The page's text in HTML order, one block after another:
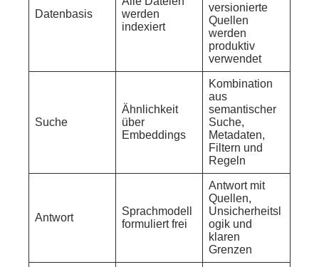
Datenbasis
werden
indexiert
versionierte
Quellen
werden
produktiv
verwendet
Suche
Ähnlichkeit
über
Embeddings
Kombination
aus
semantischer
Suche,
Metadaten,
Filtern und
Regeln
Antwort
Sprachmodell
formuliert frei
Antwort mit
Quellen,
Unsicherheitsl
ogik und
klaren
Grenzen